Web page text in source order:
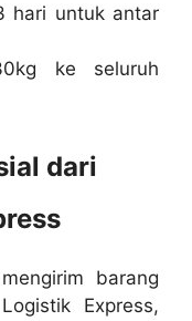
hari untuk antar
ke seluruh
dari
barang
Express,